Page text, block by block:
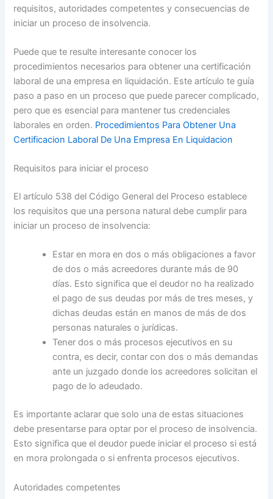
requisitos, autoridades competentes y consecuencias de
iniciar un proceso de insolvencia.
Puede que te resulte interesante conocer los
procedimientos necesarios para obtener una certificación
laboral de una empresa en liquidación. Este artículo te guía
paso a paso en un proceso que puede parecer complicado,
pero que es esencial para mantener tus credenciales
laborales en orden. Procedimientos Para Obtener Una
Certificacion Laboral De Una Empresa En Liquidacion
Requisitos para iniciar el proceso
El artículo 538 del Código General del Proceso establece
los requisitos que una persona natural debe cumplir para
iniciar un proceso de insolvencia:
Estar en mora en dos o más obligaciones a favor
de dos o más acreedores durante más de 90
días. Esto significa que el deudor no ha realizado
el pago de sus deudas por más de tres meses, y
dichas deudas están en manos de más de dos
personas naturales o jurídicas.
Tener dos o más procesos ejecutivos en su
contra, es decir, contar con dos o más demandas
ante un juzgado donde los acreedores solicitan el
pago de lo adeudado.
Es importante aclarar que solo una de estas situaciones
debe presentarse para optar por el proceso de insolvencia.
Esto significa que el deudor puede iniciar el proceso si está
en mora prolongada o si enfrenta procesos ejecutivos.
Autoridades competentes